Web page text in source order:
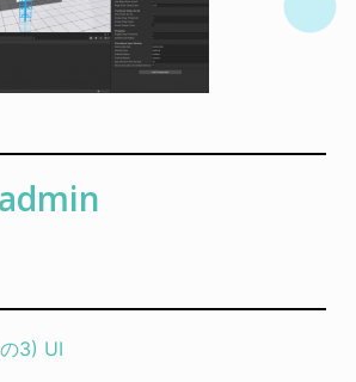
admin
3) UI